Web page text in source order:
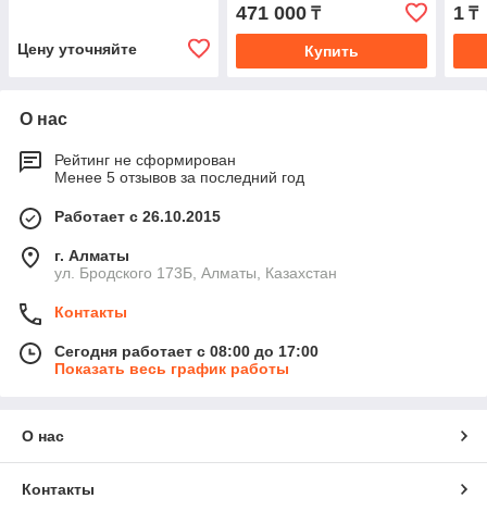
Цену уточняйте
471 000₸
Купить
1 ₸
О нас
Рейтинг не сформирован
Менее 5 отзывов за последний год
Работает с 26.10.2015
г. Алматы
ул. Бродского 173Б, Алматы, Казахстан
Контакты
Сегодня работает с 08:00 до 17:00
Показать весь график работы
О нас
Контакты